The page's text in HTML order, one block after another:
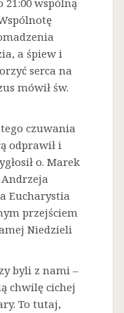
21:00 wspólną
a śpiew i
serca na
mówił św.
czuwania
odprawił i
o. Marek
Andrzeja
Eucharystia
przejściem
Niedzieli
byli z nami –
chwilę cichej
To tutaj,